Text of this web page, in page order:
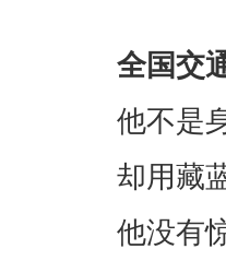
全国交
他不是
却用藏
他没有